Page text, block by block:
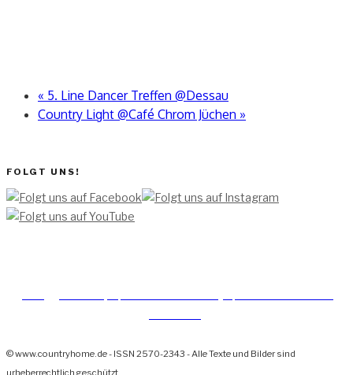
« 5. Line Dancer Treffen @Dessau
Country Light @Café Chrom Jüchen »
FOLGT UNS!
© www.countryhome.de - ISSN 2570-2343 - Alle Texte und Bilder sind